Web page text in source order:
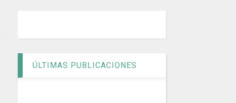
ÚLTIMAS PUBLICACIONES